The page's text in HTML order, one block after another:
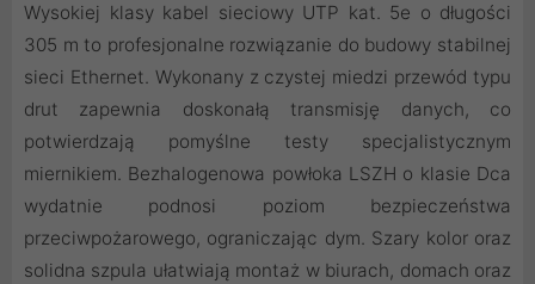
Wysokiej klasy kabel sieciowy UTP kat. 5e o długości
305 m to profesjonalne rozwiązanie do budowy stabilnej
sieci Ethernet. Wykonany z czystej miedzi przewód typu
drut zapewnia doskonałą transmisję danych, co
potwierdzają pomyślne testy specjalistycznym
miernikiem. Bezhalogenowa powłoka LSZH o klasie Dca
wydatnie podnosi poziom bezpieczeństwa
przeciwpożarowego, ograniczając dym. Szary kolor oraz
solidna szpula ułatwiają montaż w biurach, domach oraz